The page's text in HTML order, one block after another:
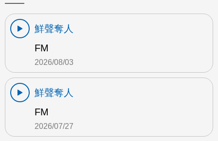
鮮聲奪人
FM
2026/08/03
鮮聲奪人
FM
2026/07/27